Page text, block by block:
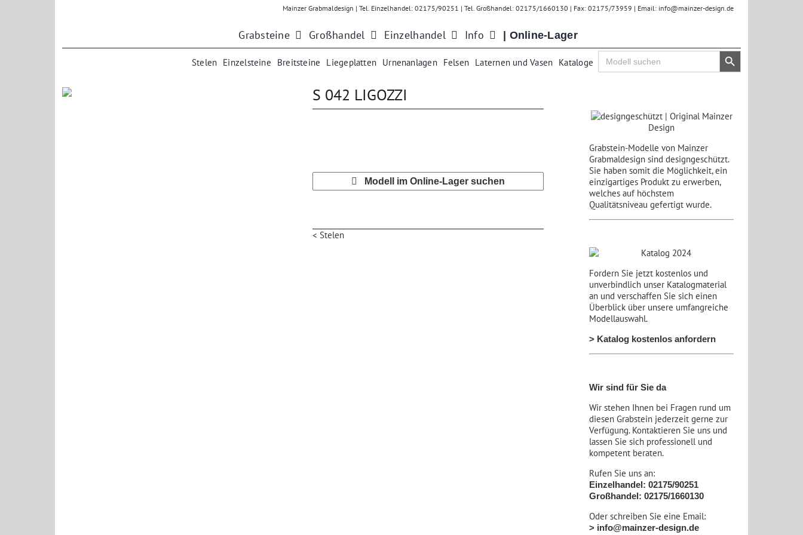
Mainzer Grabmaldesign | Tel. Einzelhandel: 02175/90251 | Tel. Großhandel: 02175/1660130 | Fax: 02175/73959 | Email: info@mainzer-design.de
Grabsteine Großhandel Einzelhandel Info | Online-Lager
Stelen Einzelsteine Breitsteine Liegeplatten Urnenanlagen Felsen Laternen und Vasen Kataloge
Search
for:
Search Button
S 042 LIGOZZI
Modell im Online-Lager suchen
< Stelen
Grabstein-Modelle von Mainzer
Grabmaldesign sind designgeschützt.
Sie haben somit die Möglichkeit, ein
einzigartiges Produkt zu erwerben,
welches auf höchstem
Qualitätsniveau gefertigt wurde.
Fordern Sie jetzt kostenlos und
unverbindlich unser Katalogmaterial
an und verschaffen Sie sich einen
Überblick über unsere umfangreiche
Modellauswahl.
> Katalog kostenlos anfordern
Wir sind für Sie da
Wir stehen Ihnen bei Fragen rund um
diesen Grabstein jederzeit gerne zur
Verfügung. Kontaktieren Sie uns und
lassen Sie sich professionell und
kompetent beraten.
Rufen Sie uns an:
Einzelhandel: 02175/90251
Großhandel: 02175/1660130
Oder schreiben Sie eine Email:
> info@mainzer-design.de